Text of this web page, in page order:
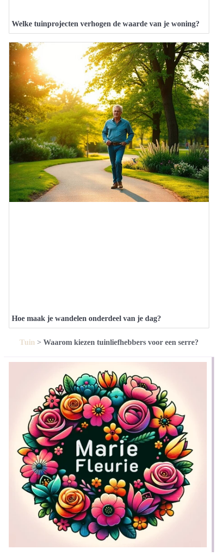
Welke tuinprojecten verhogen de waarde van je woning?
Hoe maak je wandelen onderdeel van je dag?
Tuin > Waarom kiezen tuinliefhebbers voor een serre?